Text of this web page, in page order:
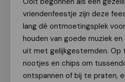
vriendenfeestje zijn deze
lang dé ontmoetingsplek
houden van goede muziek
uit met gelijkgestemden. Op
nootjes en chips om
ontspannen of bij te praten,